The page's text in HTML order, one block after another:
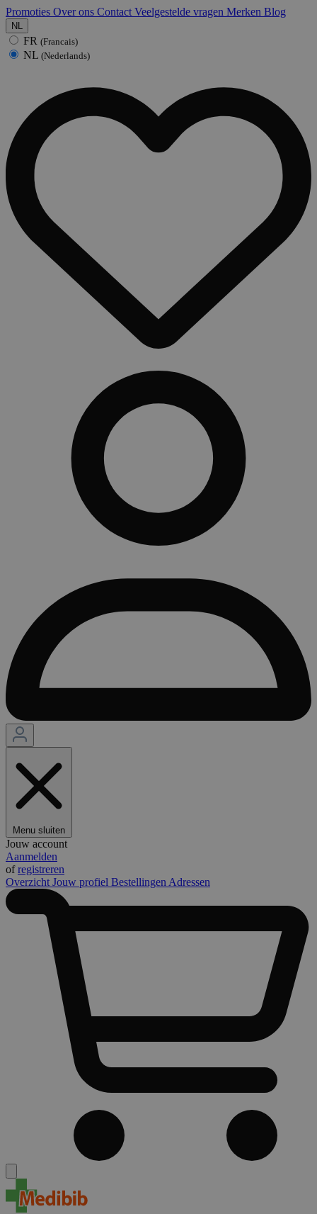
Promoties Over ons Contact Veelgestelde vragen Merken Blog
NL
FR (Francais)
NL (Nederlands)
Menu sluiten
Jouw account
Aanmelden
ofregistreren
Overzicht Jouw profiel Bestellingen Adressen